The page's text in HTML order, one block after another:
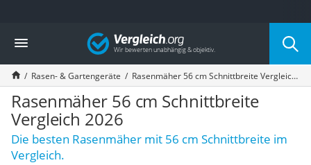
Die beliebtesten Vergleiche nach Kategorie
Baumarkt
Tresor feuerfest
Makita-Akku-Rasenmäher
Kappsäge
Smartes Türschloss
Akku-Rasentrimmer
Feuchtigkeitsmessgerät
Split-Klimaanlage 2 Innengeräte
Vergleich
Rasen- & Gartengeräte Rasenmäher 56 cm Schnittbreite Vergleich 2026
Rasenmäher 56 cm Schnittbreite
Vergleich 2026
Die besten Rasenmäher mit 56 cm Schnittbreite im
Vergleich.